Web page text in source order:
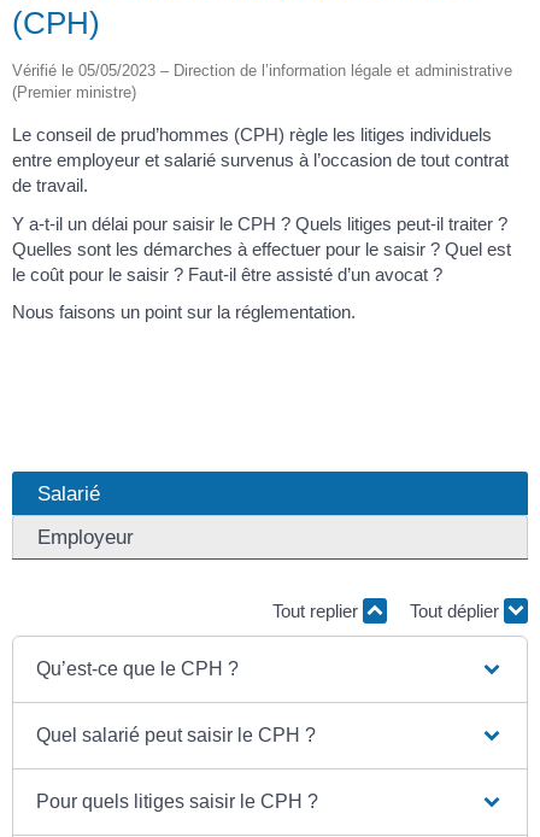
(CPH)
Vérifié le 05/05/2023 – Direction de l’information légale et administrative
(Premier ministre)
Le conseil de prud’hommes (CPH) règle les litiges individuels
entre employeur et salarié survenus à l’occasion de tout contrat
de travail.
Y a-t-il un délai pour saisir le CPH ? Quels litiges peut-il traiter ?
Quelles sont les démarches à effectuer pour le saisir ? Quel est
le coût pour le saisir ? Faut-il être assisté d’un avocat ?
Nous faisons un point sur la réglementation.
Salarié
Employeur
Tout replier Tout déplier
Qu’est-ce que le CPH ?
Quel salarié peut saisir le CPH ?
Pour quels litiges saisir le CPH ?